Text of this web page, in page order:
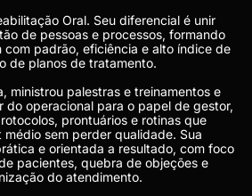
Oral. Seu diferencial é unir
de pessoas e processos, formando
com padrão, eficiência e alto índice de
de planos de tratamento.
ministrou palestras e treinamentos e
do operacional para o papel de gestor,
prontuários e rotinas que
sem perder qualidade. Sua
e orientada a resultado, com foco
pacientes, quebra de objeções e
do atendimento.